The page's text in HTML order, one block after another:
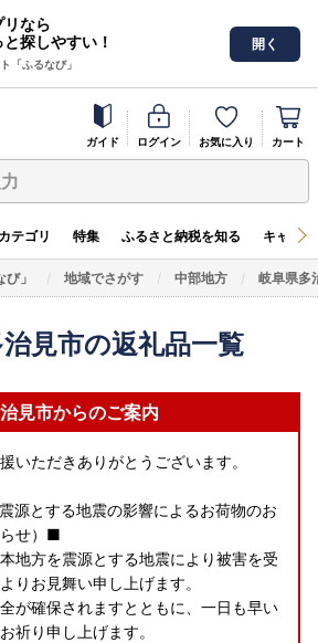
なら
探しやすい！
「ふるなび」
開く
ガイド ログイン お気に入り カート
カテゴリ 特集 ふるさと納税を知る キャン
」 地域でさがす 中部地方 岐阜県多
見市の返礼品一覧
見市からのご案内
いただきありがとうございます。
源とする地震の影響によるお荷物のお
せ）■
地方を震源とする地震により被害を受
りお見舞い申し上げます。
が確保されますとともに、一日も早い
祈り申し上げます。